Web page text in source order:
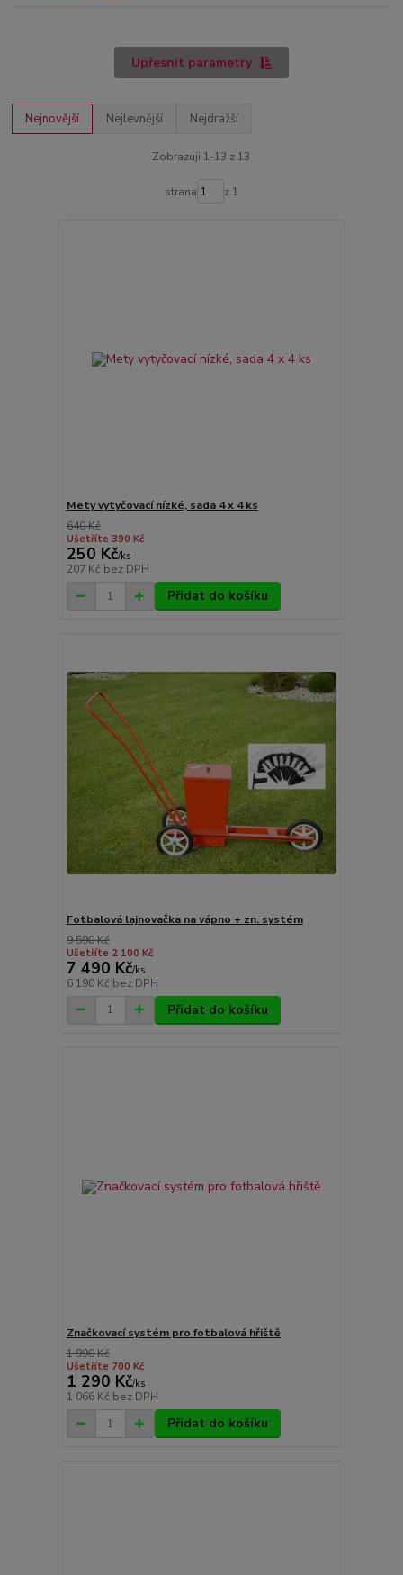
Upřesnit parametry
Nejnovější Nejlevnější Nejdražší
Zobrazuji 1-13 z 13
strana z 1
Mety vytyčovací nízké, sada 4 x 4 ks
640 Kč
Ušetříte 390 Kč
250 Kč/ks
207 Kč bez DPH
Přidat do košíku
Fotbalová lajnovačka na vápno + zn. systém
9 590 Kč
Ušetříte 2 100 Kč
7 490 Kč/ks
6 190 Kč bez DPH
Přidat do košíku
Značkovací systém pro fotbalová hřiště
1 990 Kč
Ušetříte 700 Kč
1 290 Kč/ks
1 066 Kč bez DPH
Přidat do košíku